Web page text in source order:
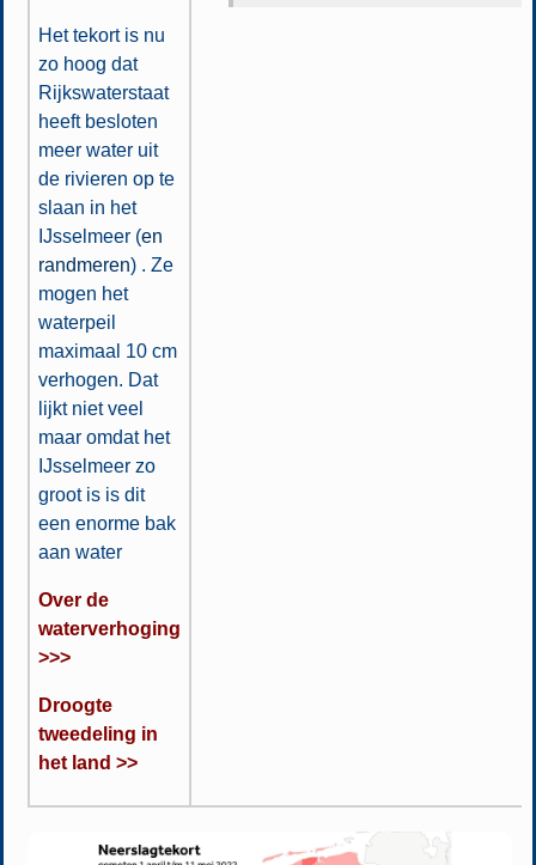
Het tekort is nu
zo hoog dat
Rijkswaterstaat
heeft besloten
meer water uit
de rivieren op te
slaan in het
IJsselmeer (en
randmeren) . Ze
mogen het
waterpeil
maximaal 10 cm
verhogen. Dat
lijkt niet veel
maar omdat het
IJsselmeer zo
groot is is dit
een enorme bak
aan water
Over de
waterverhoging
>>>
Droogte
tweedeling in
het land >>